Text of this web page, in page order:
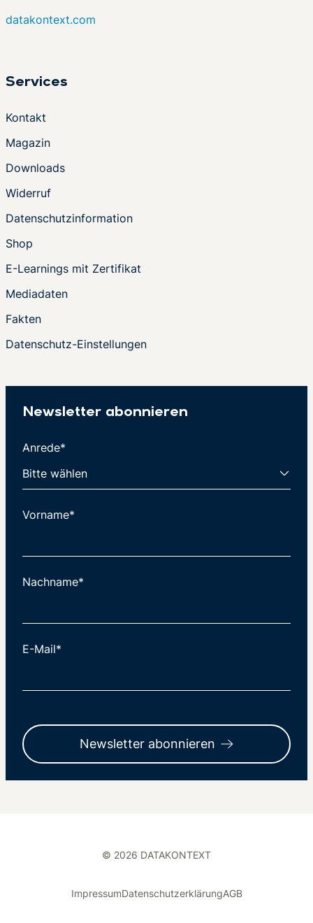
datakontext.com
Services
Kontakt
Magazin
Downloads
Widerruf
Datenschutzinformation
Shop
E-Learnings mit Zertifikat
Mediadaten
Fakten
Datenschutz-Einstellungen
Newsletter abonnieren
Anrede*
Vorname*
Nachname*
E-Mail*
Newsletter abonnieren
© 2026 DATAKONTEXT
ImpressumDatenschutzerklärungAGB